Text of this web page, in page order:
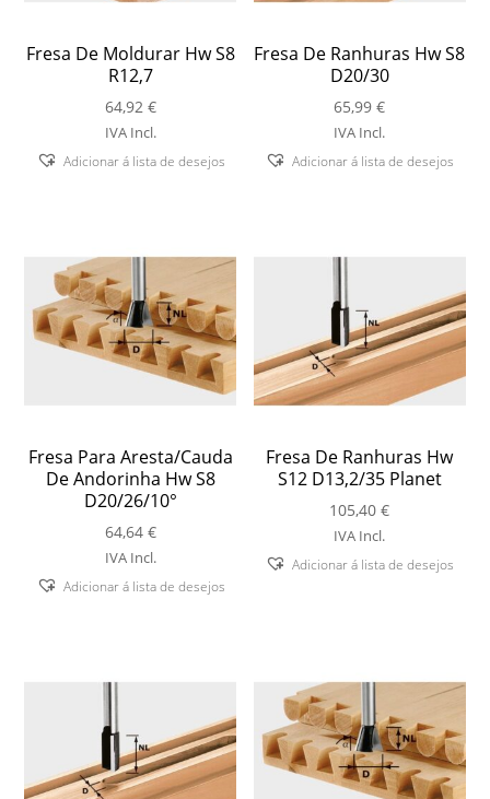
Fresa De Moldurar Hw S8
R12,7
64,92 €
IVA Incl.
Adicionar á lista de desejos
Fresa De Ranhuras Hw S8
D20/30
65,99€
IVA Incl.
Adicionar á lista de desejos
Fresa Para Aresta/Cauda
De Andorinha Hw S8
D20/26/10°
64,64 €
IVA Incl.
Adicionar á lista de desejos
Fresa De Ranhuras Hw
S12 D13,2/35 Planet
105,40€
IVA Incl.
Adicionar á lista de desejos